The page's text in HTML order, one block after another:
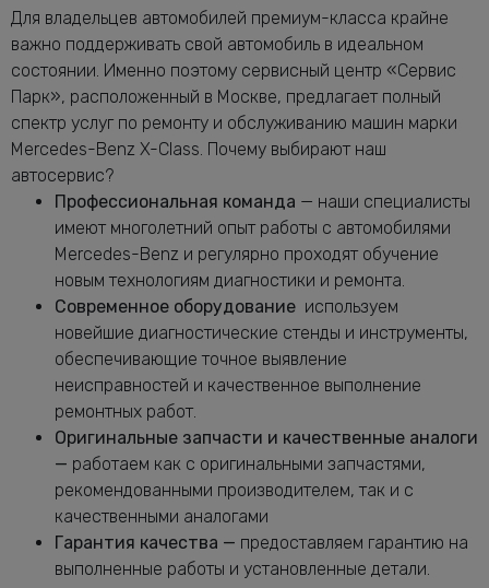
Class
Замена антифриза Мерседес-Бенц X-
Class
от 1160 руб.
Замена воздушного фильтра
Мерседес-Бенц X-Class
от 680 руб.
Замена задних тормозных дисков
Мерседес-Бенц X-Class
от 1640 руб.
Замена задних тормозных колодок
Мерседес-Бенц X-Class
от 2240 руб.
Замена масла в АКПП Мерседес-Бенц
X-Class
от 3080 руб.
Замена масла в двигателе Мерседес-
Бенц X-Class
от 2240 руб.
Замена масла в раздатке Мерседес-
Бенц X-Class
Замена масляного насоса Мерседес-
Бенц X-Class
Замена масляного фильтра Мерседес-
Бенц X-Class
от 2400 руб.
Замена опоры амортизатора X-Class
Замена переднего сальника
коленвала X-Class
от 7400 руб.
Для владельцев автомобилей премиум-класса крайне
важно поддерживать свой автомобиль в идеальном
состоянии. Именно поэтому сервисный центр «Сервис
Парк», расположенный в Москве, предлагает полный
спектр услуг по ремонту и обслуживанию машин марки
Mercedes-Benz X-Class. Почему выбирают наш
автосервис?
Профессиональная команда — наши специалисты
имеют многолетний опыт работы с автомобилями
Mercedes-Benz и регулярно проходят обучение
новым технологиям диагностики и ремонта.
Современное оборудование используем
новейшие диагностические стенды и инструменты,
обеспечивающие точное выявление
неисправностей и качественное выполнение
ремонтных работ.
Оригинальные запчасти и качественные аналоги
— работаем как с оригинальными запчастями,
рекомендованными производителем, так и с
качественными аналогами
Гарантия качества — предоставляем гарантию на
выполненные работы и установленные детали.